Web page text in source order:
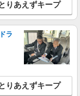
りあえずキープ
ラ
りあえずキープ